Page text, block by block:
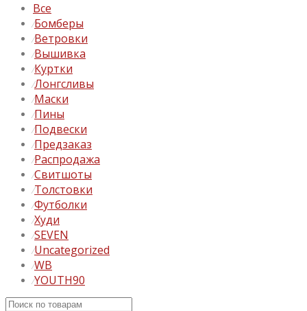
Все
⁄Бомберы
⁄Ветровки
⁄Вышивка
⁄Куртки
⁄Лонгсливы
⁄Маски
⁄Пины
⁄Подвески
⁄Предзаказ
⁄Распродажа
⁄Свитшоты
⁄Толстовки
⁄Футболки
⁄Худи
⁄SEVEN
⁄Uncategorized
⁄WB
⁄YOUTH90